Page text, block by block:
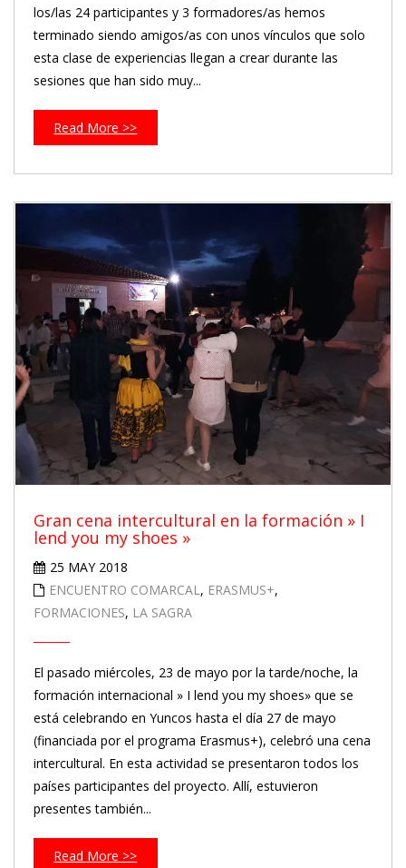
los/las 24 participantes y 3 formadores/as hemos
terminado siendo amigos/as con unos vínculos que solo
esta clase de experiencias llegan a crear durante las
sesiones que han sido muy...
Read More >>
Gran cena intercultural en la formación » I
lend you my shoes »
25 MAY 2018
ENCUENTRO COMARCAL, ERASMUS+,
FORMACIONES, LA SAGRA
El pasado miércoles, 23 de mayo por la tarde/noche, la
formación internacional » I lend you my shoes» que se
está celebrando en Yuncos hasta el día 27 de mayo
(financiada por el programa Erasmus+), celebró una cena
intercultural. En esta actividad se presentaron todos los
países participantes del proyecto. Allí, estuvieron
presentes también...
Read More >>